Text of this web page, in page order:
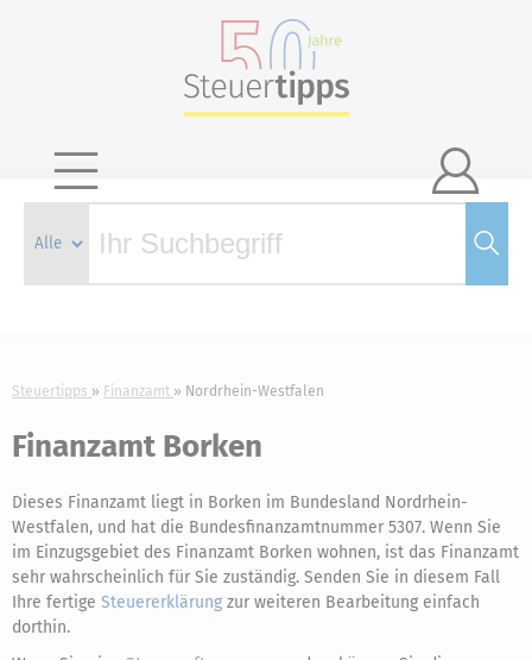

Steuertipps Finanzamt Nordrhein-Westfalen
Finanzamt Borken
Dieses Finanzamt liegt in Borken im Bundesland Nordrhein-
Westfalen, und hat die Bundesfinanzamtnummer 5307. Wenn Sie
im Einzugsgebiet des Finanzamt Borken wohnen, ist das Finanzamt
sehr wahrscheinlich für Sie zuständig. Senden Sie in diesem Fall
Ihre fertige Steuererklärung zur weiteren Bearbeitung einfach
dorthin.